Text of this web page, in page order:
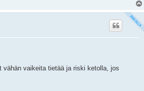
vähän vaikeita tietää ja riski ketolla, jos